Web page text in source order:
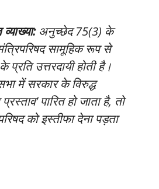
अनुच्छेद 75(3) के
सामूहिक रूप से
प्रति उत्तरदायी होती है।
में सरकार के विरुद्ध
पारित हो जाता है, तो
को इस्तीफा देना पड़ता